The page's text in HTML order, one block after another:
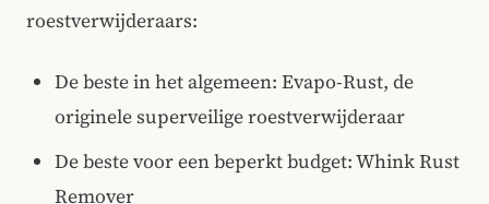
roestverwijderaars:
De beste in het algemeen: Evapo-Rust, de
originele superveilige roestverwijderaar
De beste voor een beperkt budget: Whink Rust
Remover